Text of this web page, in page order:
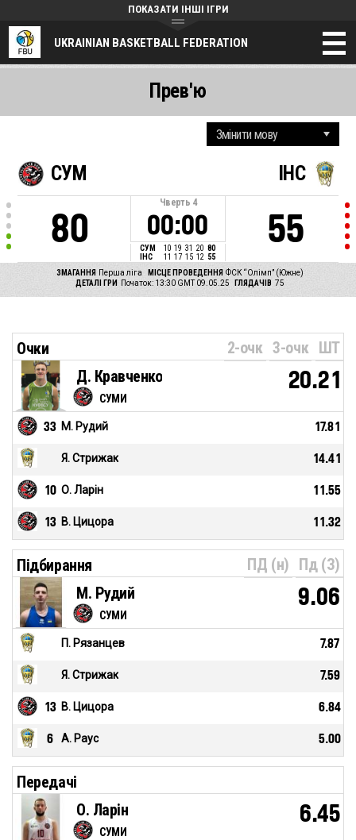
UKRAINIAN BASKETBALL FEDERATION
ПОКАЗАТИ ІНШІ ІГРИ
СУМ
80
Чверть 4
00:00
СУМ 10 19 31 20 80
ІНС
11 17 15 12 55
ІНС
55
ЗМАГАННЯ Перша ліга МІСЦЕ ПРОВЕДЕННЯ ФСК “Олімп” (Южне)
ДЕТАЛІ ГРИ
Початок: 13:30 GMT 09.05.25 ГЛЯДАЧІВ 75
Прев'ю
Очки 2-очк 3-очк ШТ
СУМИ
Д. Кравченко 20.21
33 М. Рудий 17.81
Я. Стрижак 14.41
10 О. Ларін 11.55
13 В. Цицора 11.32
Підбирання ПД (н) Пд (З)
СУМИ
М. Рудий 9.06
П. Рязанцев 7.87
Я. Стрижак 7.59
13 В. Цицора 6.84
6 А. Раус 5.00
Передачі
СУМИ
О. Ларін 6.45